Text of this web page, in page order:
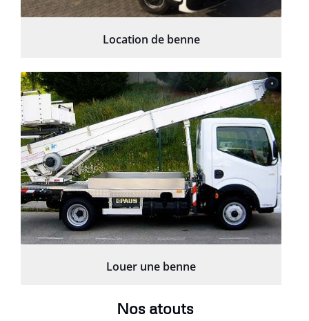
Location de benne
Louer une benne
Nos atouts